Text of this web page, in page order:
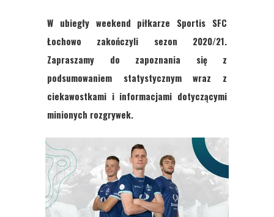
W ubiegły weekend piłkarze Sportis SFC
Łochowo zakończyli sezon 2020/21.
Zapraszamy do zapoznania się z
podsumowaniem statystycznym wraz z
ciekawostkami i informacjami dotyczącymi
minionych rozgrywek.